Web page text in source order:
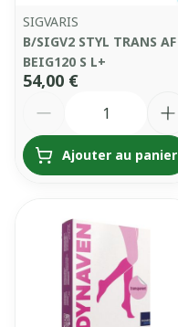
SIGVARIS
B/SIGV2 STYL TRANS AF
BEIG120 S L+
54,00 €
Ajouter au panier